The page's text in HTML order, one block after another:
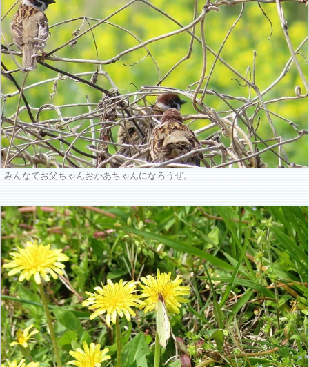
みんなでお父ちゃんおかあちゃんになろうぜ。